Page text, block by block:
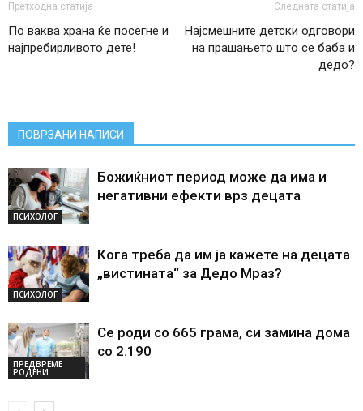
Претходна статија
По ваква храна ќе посегне и
најпребирливото дете!
Следната статија
Најсмешните детски одговори
на прашањето што се баба и
дедо?
ПОВРЗАНИ НАПИСИ
ПСИХОЛОГ
Божиќниот период може да има и
негативни ефекти врз децата
ПСИХОЛОГ
Кога треба да им ја кажете на децата
„вистината“ за Дедо Мраз?
ПРЕДВРЕМЕ
РОДЕНИ
Се роди со 665 грама, си замина дома
со 2.190